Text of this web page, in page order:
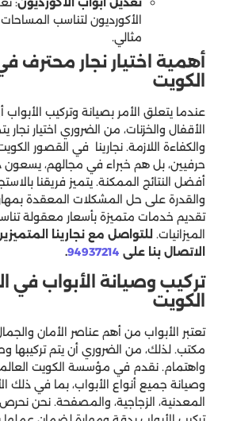
الأكورديون لتناسب
مثالي.
أهمية اختيار نجار محترف
الكويت
عندما يتعلق الأمر بصيانة وتركيب الأبواب
الأقفال والخزنات، من الضروري اختيار نجار
والكفاءة اللازمة. نجارينا في القصور
حرفيين، بل هم خبراء في مجالهم، يسعون
أفضل النتائج الممكنة. يتميز فريقنا
والقدرة على حل المشكلات المعقدة
تقديم خدمات متميزة بأسعار معقولة
الميزانيات. للتواصل مع نجارينا
الاتصال بنا على 94937214
.
تركيب وصيانة الأبواب في
الكويت
تعتبر الأبواب من أهم عناصر الأمان
مكتب. لذلك، من الضروري أن يتم تركيبها
واهتمام. نقدم في مؤسسة الكويت
وصيانة جميع أنواع الأبواب، بما في ذلك
المعدنية، الزجاجية، والمصفحة. نحن